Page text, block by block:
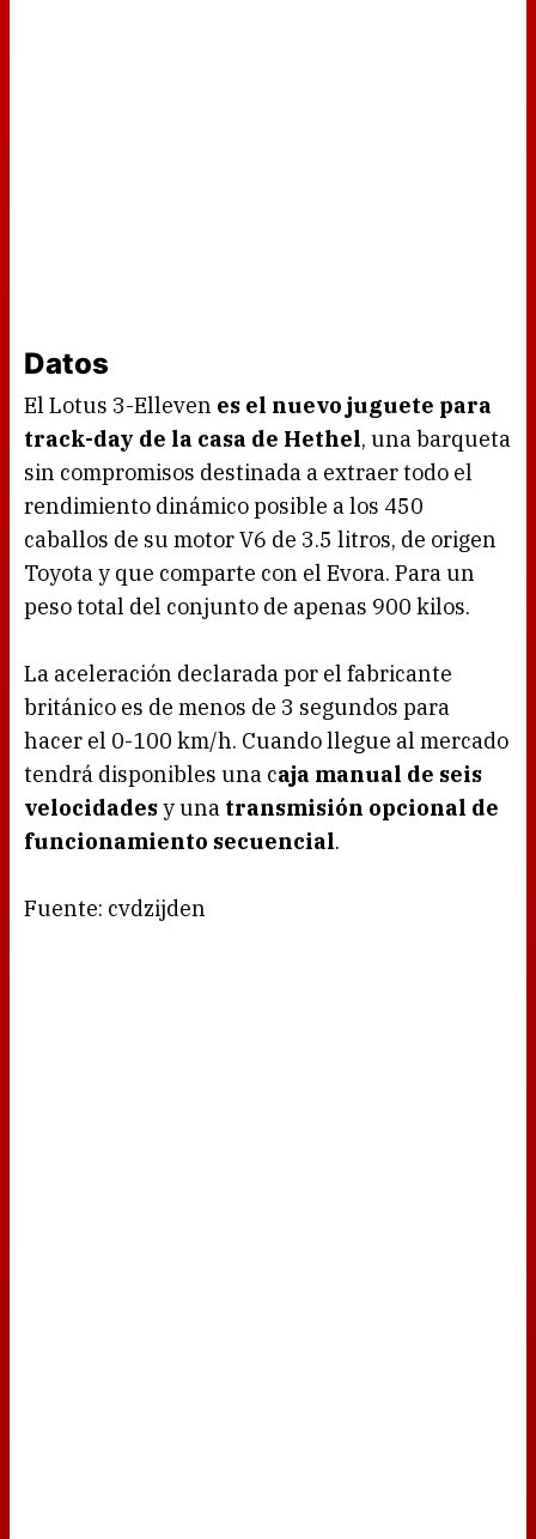
Datos
El Lotus 3-Elleven es el nuevo juguete para
track-day de la casa de Hethel, una barqueta
sin compromisos destinada a extraer todo el
rendimiento dinámico posible a los 450
caballos de su motor V6 de 3.5 litros, de origen
Toyota y que comparte con el Evora. Para un
peso total del conjunto de apenas 900 kilos.
La aceleración declarada por el fabricante
británico es de menos de 3 segundos para
hacer el 0-100 km/h. Cuando llegue al mercado
tendrá disponibles una caja manual de seis
velocidadesy una transmisión opcional de
funcionamiento secuencial.
Fuente: cvdzijden